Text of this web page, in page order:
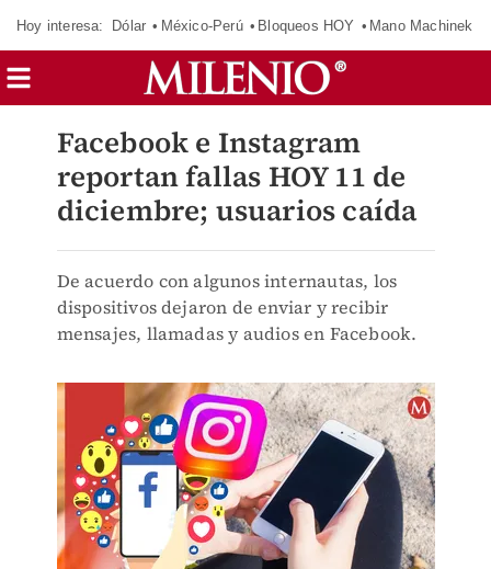
Hoy interesa: Dólar México-Perú Bloqueos HOY Mano Machinek
Facebook e Instagram
reportan fallas HOY 11 de
diciembre; usuarios caída
De acuerdo con algunos internautas, los
dispositivos dejaron de enviar y recibir
mensajes, llamadas y audios en Facebook.